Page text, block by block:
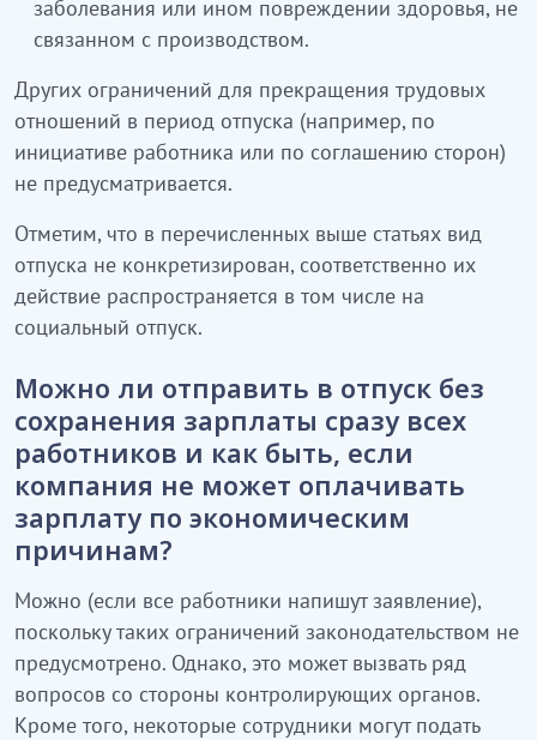
заболевания или ином повреждении здоровья, не
связанном с производством.
Других ограничений для прекращения трудовых
отношений в период отпуска (например, по
инициативе работника или по соглашению сторон)
не предусматривается.
Отметим, что в перечисленных выше статьях вид
отпуска не конкретизирован, соответственно их
действие распространяется в том числе на
социальный отпуск.
Можно ли отправить в отпуск без
сохранения зарплаты сразу всех
работников и как быть, если
компания не может оплачивать
зарплату по экономическим
причинам?
Можно (если все работники напишут заявление),
поскольку таких ограничений законодательством не
предусмотрено. Однако, это может вызвать ряд
вопросов со стороны контролирующих органов.
Кроме того, некоторые сотрудники могут подать